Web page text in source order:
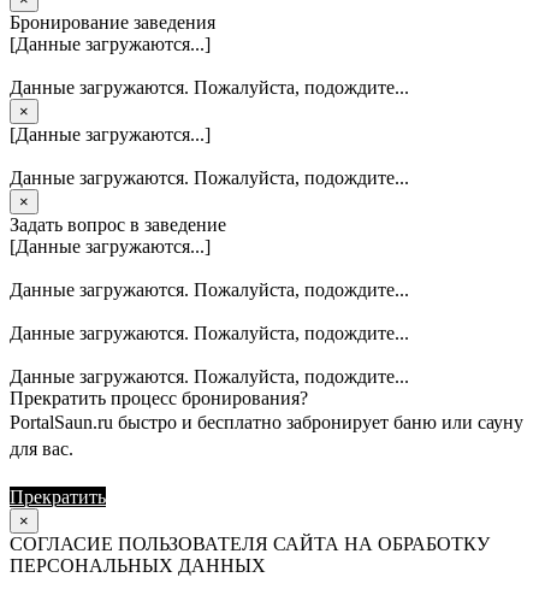
Бронирование заведения
[Данные загружаются...]
Данные загружаются. Пожалуйста, подождите...
×
[Данные загружаются...]
Данные загружаются. Пожалуйста, подождите...
×
Задать вопрос в заведение
[Данные загружаются...]
Данные загружаются. Пожалуйста, подождите...
Данные загружаются. Пожалуйста, подождите...
Данные загружаются. Пожалуйста, подождите...
Прекратить процесс бронирования?
PortalSaun.ru быстро и бесплатно забронирует баню или сауну
для вас.
Прекратить
×
СОГЛАСИЕ ПОЛЬЗОВАТЕЛЯ САЙТА НА ОБРАБОТКУ
ПЕРСОНАЛЬНЫХ ДАННЫХ